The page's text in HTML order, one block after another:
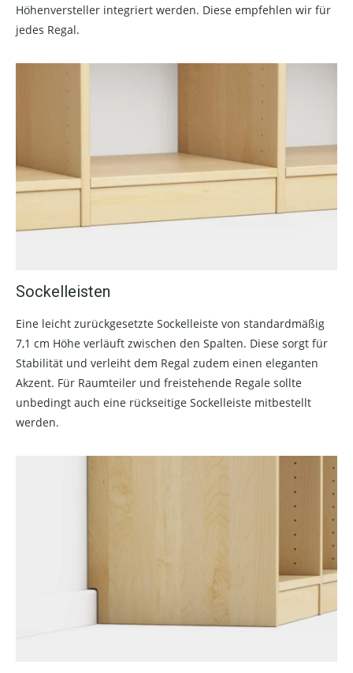
Höhenversteller integriert werden. Diese empfehlen wir für
jedes Regal.
Sockelleisten
Eine leicht zurückgesetzte Sockelleiste von standardmäßig
7,1 cm Höhe verläuft zwischen den Spalten. Diese sorgt für
Stabilität und verleiht dem Regal zudem einen eleganten
Akzent. Für Raumteiler und freistehende Regale sollte
unbedingt auch eine rückseitige Sockelleiste mitbestellt
werden.